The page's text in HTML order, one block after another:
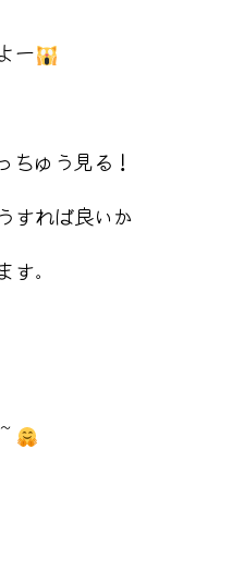
ー
ちゅう見る！
すれば良いか
す。